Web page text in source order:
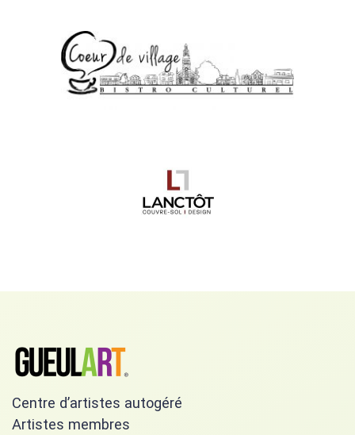
Centre d’artistes autogéré
Artistes membres